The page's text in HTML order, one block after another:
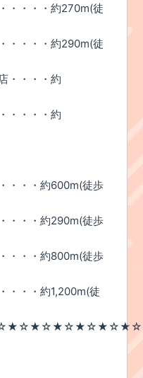
・・・・約270m(徒
・・・・約290m(徒
・・・・約
・・・・約
・・・約600m(徒歩
・・・約290m(徒歩
・・・約800m(徒歩
・・・約1,200m(徒